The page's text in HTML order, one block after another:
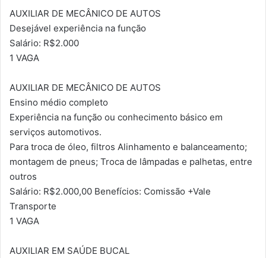
AUXILIAR DE MECÂNICO DE AUTOS
Desejável experiência na função
Salário: R$2.000
1 VAGA
AUXILIAR DE MECÂNICO DE AUTOS
Ensino médio completo
Experiência na função ou conhecimento básico em
serviços automotivos.
Para troca de óleo, filtros Alinhamento e balanceamento;
montagem de pneus; Troca de lâmpadas e palhetas, entre
outros
Salário: R$2.000,00 Benefícios: Comissão +Vale
Transporte
1 VAGA
AUXILIAR EM SAÚDE BUCAL